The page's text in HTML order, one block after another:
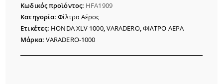
1000
V
VARADERO
Κωδικός προϊόντος: HFA1909
Κατηγορία:Φίλτρα Αέρος
Ετικέτες: HONDA XLV 1000, VARADERO, ΦΙΛΤΡΟ ΑΕΡΑ
Μάρκα: VARADERO-1000